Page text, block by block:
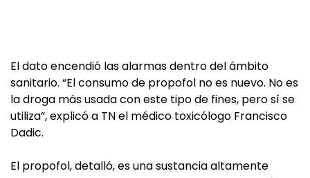
El dato encendió las alarmas dentro del ámbito
sanitario. “El consumo de propofol no es nuevo. No es
la droga más usada con este tipo de fines, pero sí se
utiliza”, explicó a TN el médico toxicólogo Francisco
Dadic.
El propofol, detalló, es una sustancia altamente